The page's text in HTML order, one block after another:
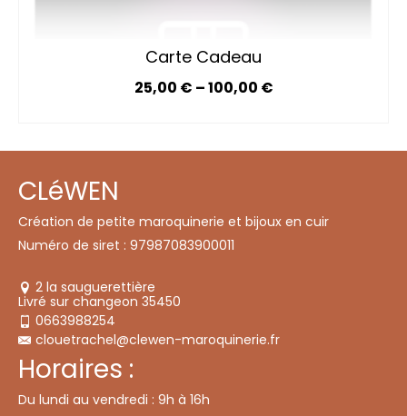
Carte Cadeau
25,00 € –100,00 €
options
peuvent
être
produit
CLéWEN
Création de petite maroquinerie et bijoux en cuir
Numéro de siret : 97987083900011
2 la sauguerettière
Livré sur changeon 35450
0663988254
clouetrachel@clewen-maroquinerie.fr
Horaires :
Du lundi au vendredi : 9h à 16h